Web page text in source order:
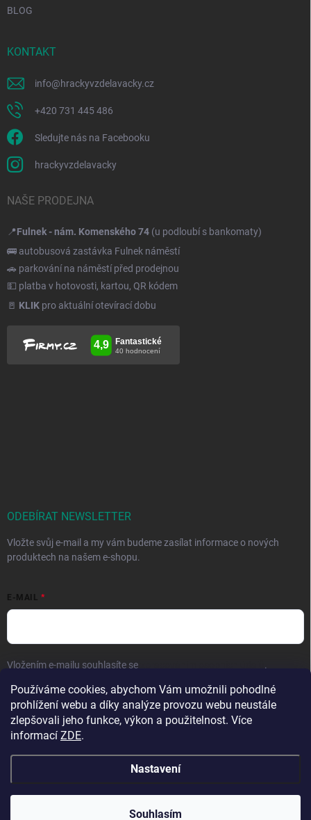
Používáme cookies, abychom Vám umožnili pohodlné
prohlížení webu a díky analýze provozu webu neustále
zlepšovali jeho funkce, výkon a použitelnost. Více
informací ZDE.
Nastavení
Souhlasím
Přejeme krásné prázdniny! 🧡 | Vaše objednávky
BLOG
KONTAKT
info@hrackyvzdelavacky.cz
+420 731 445 486
Sledujte nás na Facebooku
hrackyvzdelavacky
NAŠE PRODEJNA
📍Fulnek - nám. Komenského 74 (u podloubí s bankomaty)
🚌 autobusová zastávka Fulnek náměstí
🚗 parkování na náměstí před prodejnou
💵 platba v hotovosti, kartou, QR kódem
🚪 KLIK pro aktuální otevírací dobu
ODEBÍRAT NEWSLETTER
Vložte svůj e-mail a my vám budeme zasílat informace o nových
produktech na našem e-shopu.
E-MAIL
Vložením e-mailu souhlasíte se .
Přihlásit se
Copyright 2026Hračky vzdělávačky. Všechna práva vyhrazena.Upravit
nastavení cookies